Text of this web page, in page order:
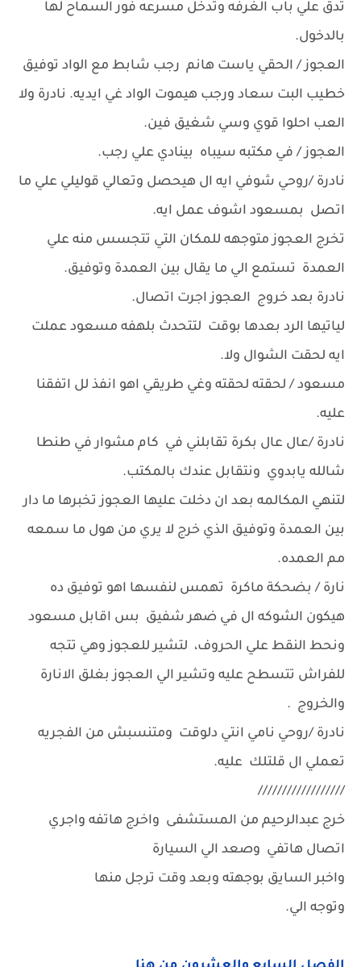
تدق علي باب الغرفه وتدخل مسرعه فور السماح لها
بالدخول.
العجوز / الحقي ياست هانم رجب شابط مع الواد توفيق
خطيب البت سعاد ورجب هيموت الواد غي ايديه. نادرة ولا
العب احلوا قوي وسي شغيق فين.
العجوز / في مكتبه سيباه بينادي علي رجب.
نادرة /روحي شوفي ايه ال هيحصل وتعالي قوليلي علي ما
اتصل بمسعود اشوف عمل ايه.
تخرج العجوز متوجهه للمكان التي تتجسس منه علي
العمدة تستمع الي ما يقال بين العمدة وتوفيق.
نادرة بعد خروج العجوز اجرت اتصال.
لياتيها الرد بعدها بوقت لتتحدث بلهفه مسعود عملت
ايه لحقت الشوال ولا.
مسعود / لحقته لحقته وغي طريقي اهو انفذ لل اتفقنا
عليه.
نادرة /عال عال بكرة تقابلني في كام مشوار في طنطا
شالله يابدوي ونتقابل عندك بالمكتب.
لتنهي المكالمه بعد ان دخلت عليها العجوز تخبرها ما دار
بين العمدة وتوفيق الذي خرج لا يري من هول ما سمعه
مم العمده.
نارة / بضحكة ماكرة تهمس لنفسها اهو توفيق ده
هيكون الشوكه ال في ضهر شفيق بس اقابل مسعود
ونحط النقط علي الحروف، لتشير للعجوز وهي تتجه
للفراش تتسطح عليه وتشير الي العجوز بغلق الانارة
والخروج .
نادرة /روحي نامي انتي دلوقت ومتنسبش من الفجريه
تعملي ال قلتلك عليه.
//////////////////
خرج عبدالرحيم من المستشفى واخرج هاتفه واجري
اتصال هاتفي وصعد الي السيارة
واخبر السايق بوجهته وبعد وقت ترجل منها
وتوجه الي.